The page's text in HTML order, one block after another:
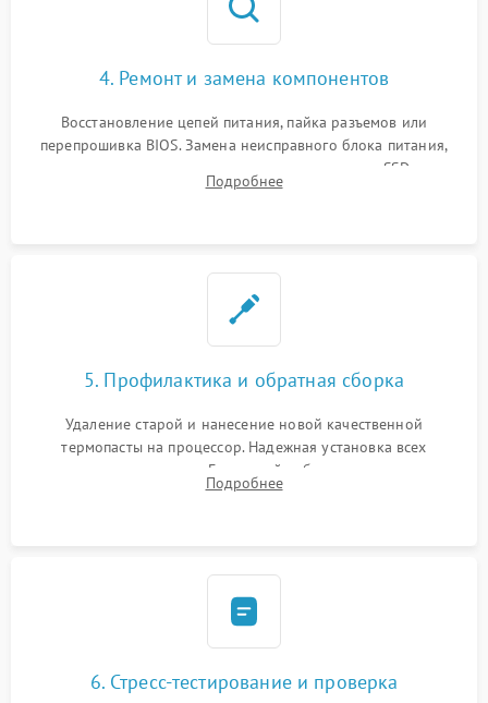
4. Ремонт и замена компонентов
Восстановление цепей питания, пайка разъемов или
перепрошивка BIOS. Замена неисправного блока питания,
видеокарты, процессора или установка нового SSD для
восстановления и повышения скорости работы системы.
Подробнее
5. Профилактика и обратная сборка
Удаление старой и нанесение новой качественной
термопасты на процессор. Надежная установка всех
комплектующих в слоты. Грамотный кабель-менеджмент для
обеспечения правильной циркуляции воздуха внутри
Подробнее
6. Стресс-тестирование и проверка